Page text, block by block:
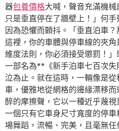
器包養價格大喊，聲音充滿機
只是垂直停在了牆壁上！」何
因為恐懼而顫抖。「垂直泊車
這裡，你的車體與停車線的夾
維度法則，你必須接受懲罰！
一部名為**《新手泊車七百次
泣為止。就在這時，一輛像是
車，優雅地從網格的邊緣漂移
醉的摩擦聲，它以一種近乎蔑
一個只有它車身尺寸寬度的停
場舞蹈，流暢、完美，且毫無